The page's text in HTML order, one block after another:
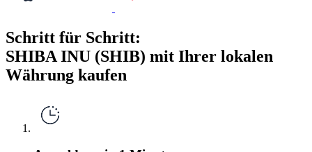
Schritt für Schritt:
SHIBA INU (SHIB) mit Ihrer lokalen
Währung kaufen